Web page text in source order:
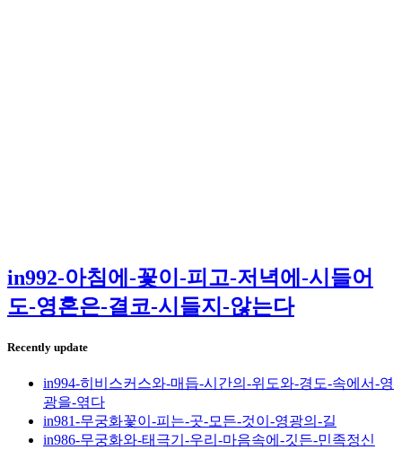
in992-아침에-꽃이-피고-저녁에-시들어
도-영혼은-결코-시들지-않는다
Recently update
in994-히비스커스와-매듭-시간의-위도와-경도-속에서-영
광을-엮다
in981-무궁화꽃이-피는-곳-모든-것이-영광의-길
in986-무궁화와-태극기-우리-마음속에-깃든-민족정신